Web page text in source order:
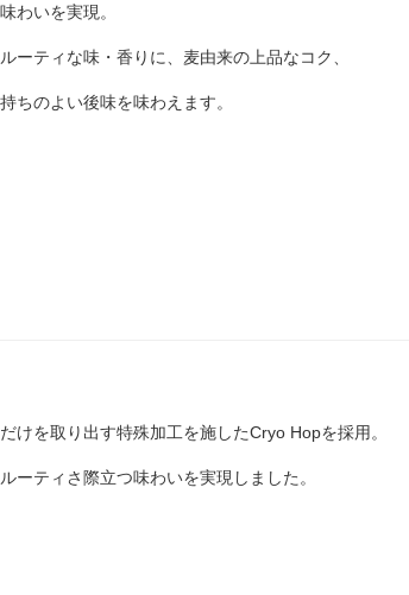
わいを実現。
ーティな味・香りに、麦由来の上品なコク、
ちのよい後味を味わえます。
けを取り出す特殊加工を施したCryo Hopを採用。
ーティさ際立つ味わいを実現しました。